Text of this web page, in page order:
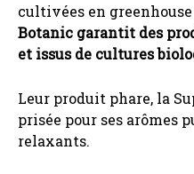
cultivées en greenhouse
Botanic garantit des
et issus de cultures
Leur produit phare, la
prisée pour ses arômes
relaxants.